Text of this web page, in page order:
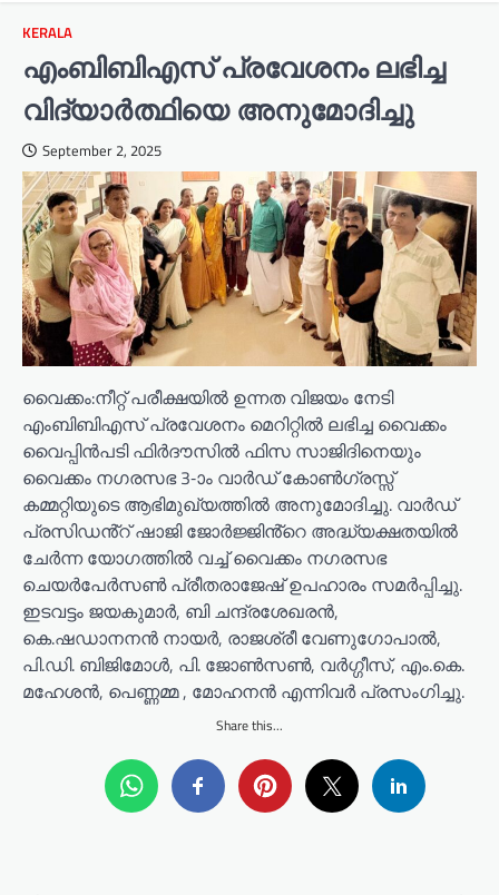
KERALA
എംബിബിഎസ് പ്രവേശനം ലഭിച്ച
വിദ്യാർത്ഥിയെ അനുമോദിച്ചു
September 2, 2025
വൈക്കം:നീറ്റ് പരീക്ഷയിൽ ഉന്നത വിജയം നേടി
എംബിബിഎസ് പ്രവേശനം മെറിറ്റിൽ ലഭിച്ച വൈക്കം
വൈപ്പിൻപടി ഫിർദൗസിൽ ഫിസ സാജിദിനെയും
വൈക്കം നഗരസഭ 3-ാം വാർഡ് കോൺഗ്രസ്സ്
കമ്മറ്റിയുടെ ആഭിമുഖ്യത്തിൽ അനുമോദിച്ചു. വാർഡ്
പ്രസിഡൻ്റ് ഷാജി ജോർജ്ജിൻ്റെ അദ്ധ്യക്ഷതയിൽ
ചേർന്ന യോഗത്തിൽ വച്ച് വൈക്കം നഗരസഭ
ചെയർപേർസൺ പ്രീതരാജേഷ് ഉപഹാരം സമർപ്പിച്ചു.
ഇടവട്ടം ജയകുമാർ, ബി ചന്ദ്രശേഖരൻ,
കെ.ഷഡാനനൻ നായർ, രാജശ്രീ വേണുഗോപാൽ,
പി.ഡി. ബിജിമോൾ, പി. ജോൺസൺ, വർഗ്ഗീസ്, എം.കെ.
മഹേശൻ, പെണ്ണമ്മ , മോഹനൻ എന്നിവർ പ്രസംഗിച്ചു.
Share this...